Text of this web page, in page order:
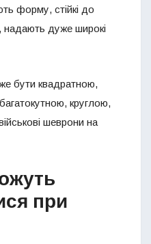
форму, стійкі до
надають дуже широкі
бути квадратною,
круглою,
шеврони на
при